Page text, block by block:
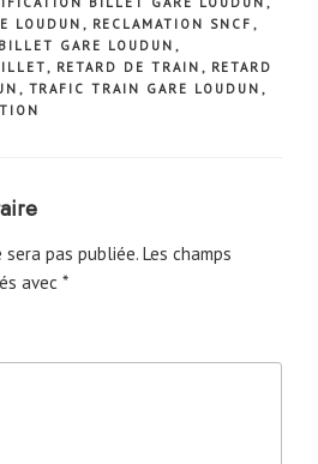
LOUDUN , RECLAMATION SNCF ,
GARE LOUDUN ,
, RETARD DE TRAIN , RETARD
, TRAFIC TRAIN GARE LOUDUN ,
pas publiée. Les champs
avec *